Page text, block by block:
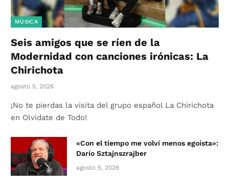
MÚSICA
Seis amigos que se ríen de la
Modernidad con canciones irónicas: La
Chirichota
agosto 5, 2026
¡No te pierdas la visita del grupo español La Chirichota
en Olvidate de Todo!
«Con el tiempo me volví menos egoísta»:
Darío Sztajnszrajber
agosto 5, 2026